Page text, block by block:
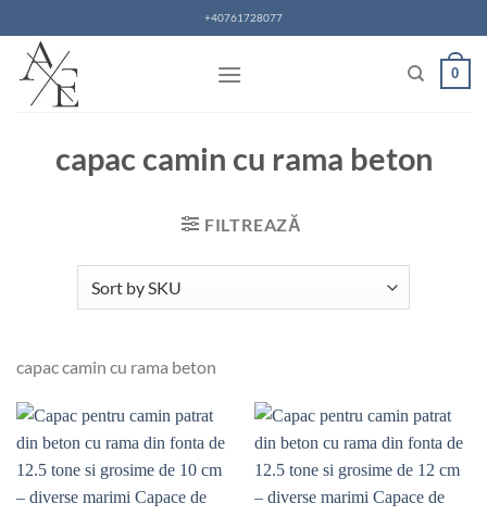
to
content
+40761728077
0
capac camin cu rama beton
FILTREAZĂ
capac camin cu rama beton